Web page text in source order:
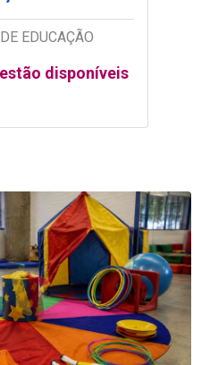
EDUCAÇÃO
disponíveis